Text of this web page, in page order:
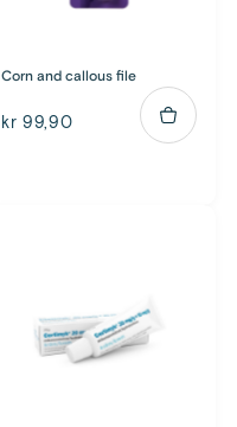
Corn and callous file
kr 99,90